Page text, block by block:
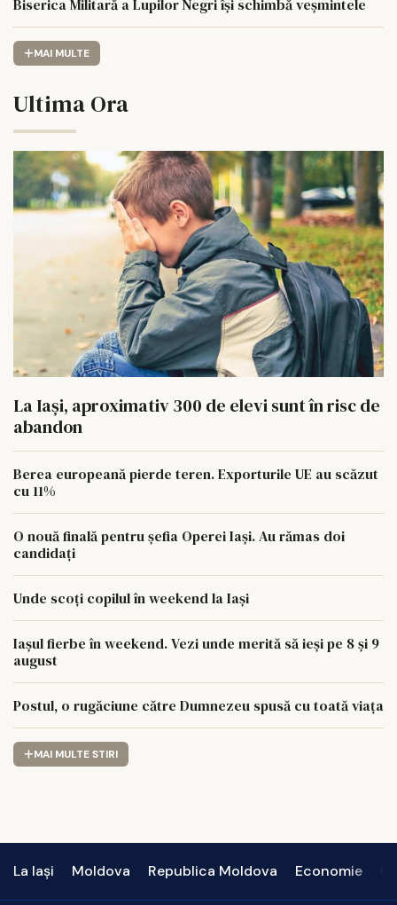
Biserica Militară a Lupilor Negri își schimbă veșmintele
MAI MULTE
Ultima Ora
La Iași, aproximativ 300 de elevi sunt în risc de
abandon
Berea europeană pierde teren. Exporturile UE au scăzut
cu 11%
O nouă finală pentru șefia Operei Iași. Au rămas doi
candidați
Unde scoți copilul în weekend la Iași
Iașul fierbe în weekend. Vezi unde merită să ieși pe 8 și 9
august
Postul, o rugăciune către Dumnezeu spusă cu toată viața
MAI MULTE STIRI
La Iași Moldova Republica Moldova Economie